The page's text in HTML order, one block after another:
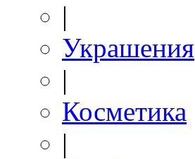
|
Украшения
|
Косметика
|